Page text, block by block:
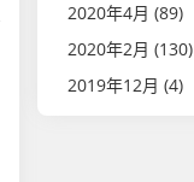
2020年4月 (89)
2020年2月 (130)
2019年12月 (4)